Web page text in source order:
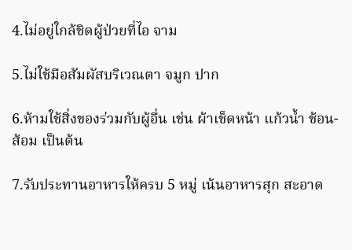
4.ไม่อยู่ใกล้ชิดผู้ป่วยที่ไอ จาม
5.ไม่ใช้มือสัมผัสบริเวณตา จมูก ปาก
6.ห้ามใช้สิ่งของร่วมกับผู้อื่น เช่น ผ้าเช็ดหน้า แก้วน้ำ ช้อน-
ส้อม เป็นต้น
7.รับประทานอาหารให้ครบ 5 หมู่ เน้นอาหารสุก สะอาด